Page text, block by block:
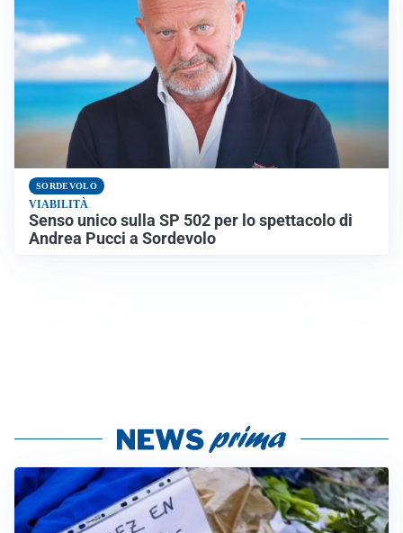
SORDEVOLO
VIABILITÀ
Senso unico sulla SP 502 per lo spettacolo di
Andrea Pucci a Sordevolo